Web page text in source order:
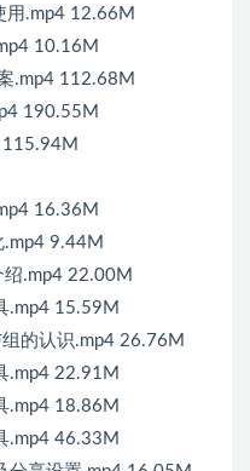
用.mp4 12.66M
10.16M
.mp4 112.68M
190.55M
115.94M
16.36M
.mp4 9.44M
绍.mp4 22.00M
.mp4 15.59M
的认识.mp4 26.76M
.mp4 22.91M
.mp4 18.86M
.mp4 46.33M